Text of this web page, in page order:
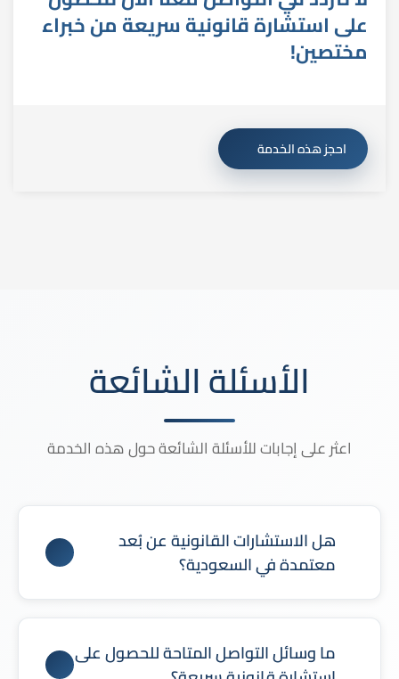
على استشارة قانونية سريعة من خبراء
مختصين!
احجز هذه الخدمة
الأسئلة الشائعة
اعثر على إجابات للأسئلة الشائعة حول هذه الخدمة
هل الاستشارات القانونية عن بُعد
معتمدة في السعودية؟
نعم، الاستشارات القانونية عن بُعد معتمدة متى ما
كانت مقدمة من محامين مرخصين وملتزمين بالأنظمة
السعودية.
ما وسائل التواصل المتاحة للحصول على